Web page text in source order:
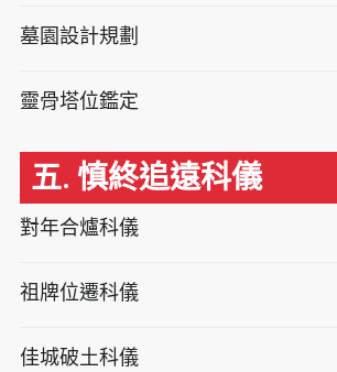
墓園設計規劃
靈骨塔位鑑定
五. 慎終追遠科儀
對年合爐科儀
祖牌位遷科儀
佳城破土科儀